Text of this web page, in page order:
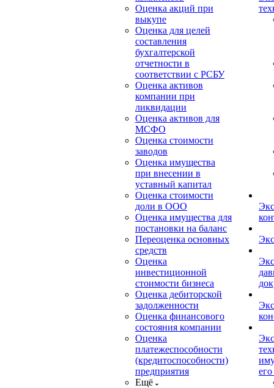
Оценка акций при
выкупе
Оценка для целей
составления
бухгалтерской
отчетности в
соответствии с РСБУ
Оценка активов
компании при
ликвидации
Оценка активов для
МСФО
Оценка стоимости
заводов
Оценка имущества
при внесении в
уставный капитал
Оценка стоимости
доли в ООО
Оценка имущества для
постановки на баланс
Переоценка основных
средств
Оценка
инвестиционной
стоимости бизнеса
Оценка дебиторской
задолженности
Оценка финансового
состояния компании
Оценка
платежеспособности
(кредитоспособности)
предприятия
Ещё